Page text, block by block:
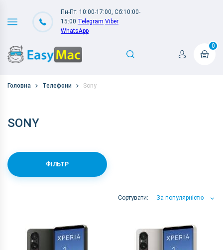
Пн-Пт: 10:00-17:00, Сб:10:00-
15:00 Telegram Viber
WhatsApp
0
Головна Телефони Sony
SONY
ФІЛЬТР
Сортувати: За популярністю
За популярністю
За Назвою Я-А